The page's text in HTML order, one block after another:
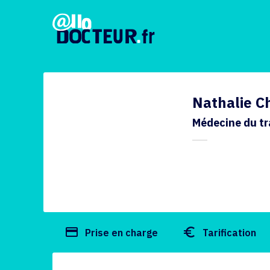
Nathalie
Médecine du
payment Prise en charge euro_symbol Tarification